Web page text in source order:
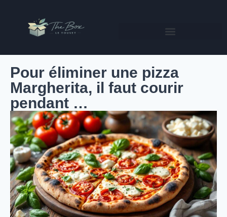
Pour éliminer une pizza
Margherita, il faut courir
pendant …